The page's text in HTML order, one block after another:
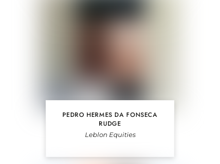
PEDRO HERMES DA FONSECA
RUDGE
Leblon Equities